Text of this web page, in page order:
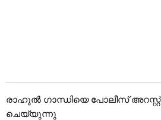
രാഹുൽ ഗാന്ധിയെ പോലീസ് അറസ്റ്റ്
ചെയ്യുന്നു